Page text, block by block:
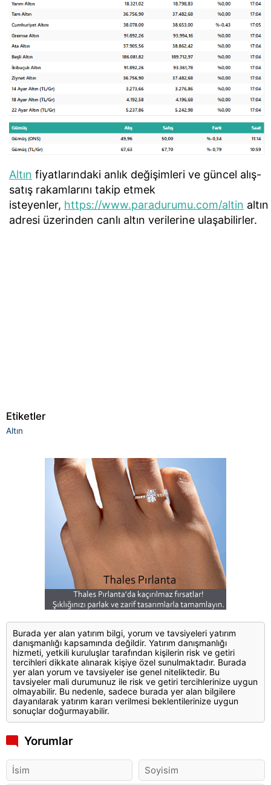
Altın fiyatlarındaki anlık değişimleri ve güncel alış-
satış rakamlarını takip etmek
isteyenler, https://www.paradurumu.com/altin altın
adresi üzerinden canlı altın verilerine ulaşabilirler.
Etiketler
Altın
Burada yer alan yatırım bilgi, yorum ve tavsiyeleri yatırım
danışmanlığı kapsamında değildir. Yatırım danışmanlığı
hizmeti, yetkili kuruluşlar tarafından kişilerin risk ve getiri
tercihleri dikkate alınarak kişiye özel sunulmaktadır. Burada
yer alan yorum ve tavsiyeler ise genel niteliktedir. Bu
tavsiyeler mali durumunuz ile risk ve getiri tercihlerinize uygun
olmayabilir. Bu nedenle, sadece burada yer alan bilgilere
dayanılarak yatırım kararı verilmesi beklentilerinize uygun
sonuçlar doğurmayabilir.
Yorumlar